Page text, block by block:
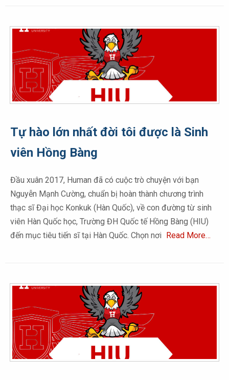
Tự hào lớn nhất đời tôi được là Sinh
viên Hồng Bàng
Đầu xuân 2017, Human đã có cuộc trò chuyện với bạn
Nguyễn Mạnh Cường, chuẩn bị hoàn thành chương trình
thạc sĩ Đại học Konkuk (Hàn Quốc), về con đường từ sinh
viên Hàn Quốc học, Trường ĐH Quốc tế Hồng Bàng (HIU)
đến mục tiêu tiến sĩ tại Hàn Quốc. Chọn nơi Read More…